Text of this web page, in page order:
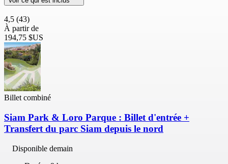
4,5 (43)
À partir de
194,75 $US
Billet combiné
Siam Park & Loro Parque : Billet d'entrée +
Transfert du parc Siam depuis le nord
Disponible demain